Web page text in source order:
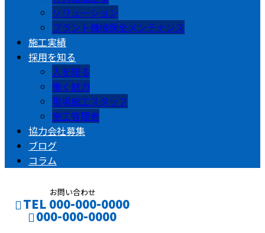
ソリューション
プラント機械保全メンテナンス
施工実績
採用を知る
人を知る
働く魅力
現場施工スタッフ
施工管理者
協力会社募集
ブログ
コラム
お問い合わせ
TEL 000-000-0000
000-000-0000